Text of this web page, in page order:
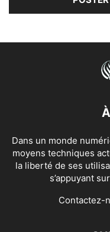
Dans un monde
moyens techniques
la liberté de ses
s’appuyant
Contactez-